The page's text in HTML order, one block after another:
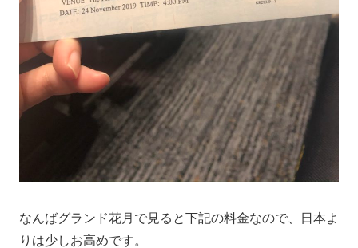
なんばグランド花月で見ると下記の料金なので、日本よ
りは少しお高めです。